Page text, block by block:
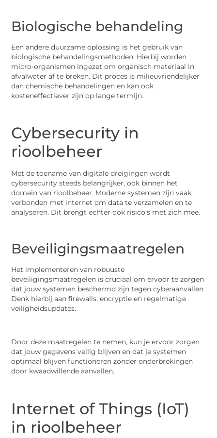
Biologische behandeling
Een andere duurzame oplossing is het gebruik van
biologische behandelingsmethoden. Hierbij worden
micro-organismen ingezet om organisch materiaal in
afvalwater af te breken. Dit proces is milieuvriendelijker
dan chemische behandelingen en kan ook
kosteneffectiever zijn op lange termijn.
Cybersecurity in
rioolbeheer
Met de toename van digitale dreigingen wordt
cybersecurity steeds belangrijker, ook binnen het
domein van rioolbeheer. Moderne systemen zijn vaak
verbonden met internet om data te verzamelen en te
analyseren. Dit brengt echter ook risico’s met zich mee.
Beveiligingsmaatregelen
Het implementeren van robuuste
beveiligingsmaatregelen is cruciaal om ervoor te zorgen
dat jouw systemen beschermd zijn tegen cyberaanvallen.
Denk hierbij aan firewalls, encryptie en regelmatige
veiligheidsupdates.
Door deze maatregelen te nemen, kun je ervoor zorgen
dat jouw gegevens veilig blijven en dat je systemen
optimaal blijven functioneren zonder onderbrekingen
door kwaadwillende aanvallen.
Internet of Things (IoT)
in rioolbeheer